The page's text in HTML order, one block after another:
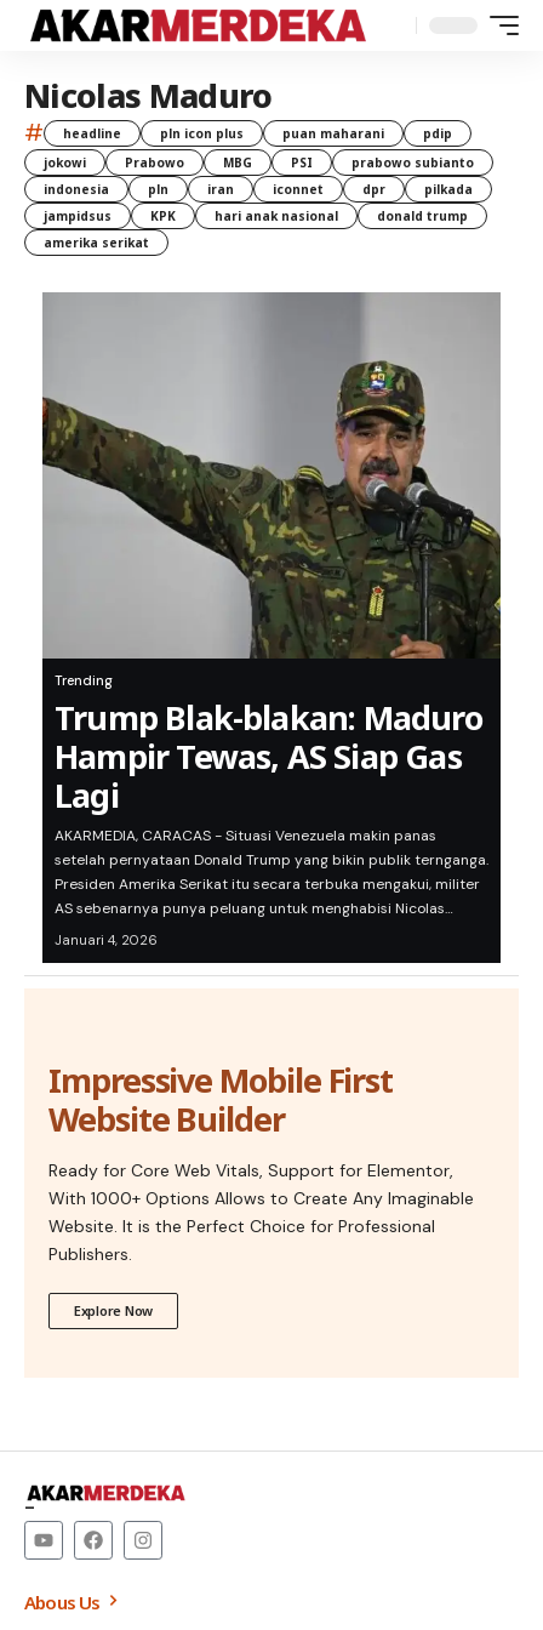
Nicolas Maduro
# headline pln icon plus puan maharani
pdip
jokowi
Prabowo MBG PSI
prabowo subianto
indonesia
pln iran iconnet dpr
pilkada
jampidsus
KPK hari anak nasional
donald trump
amerika serikat
Trending
Trump Blak-blakan: Maduro
Hampir Tewas, AS Siap Gas
Lagi
AKARMEDIA, CARACAS - Situasi Venezuela makin panas
setelah pernyataan Donald Trump yang bikin publik ternganga.
Presiden Amerika Serikat itu secara terbuka mengakui, militer
AS sebenarnya punya peluang untuk menghabisi Nicolas…
Januari 4, 2026
Impressive Mobile First
Website Builder
Ready for Core Web Vitals, Support for Elementor,
With 1000+ Options Allows to Create Any Imaginable
Website. It is the Perfect Choice for Professional
Publishers.
Explore Now
–
Abous Us